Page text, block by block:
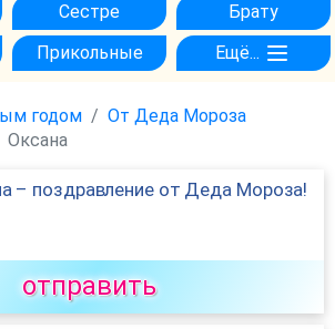
Сестре
Брату
Прикольные Ещё...
годом
От Деда Мороза
Оксана
– поздравление от Деда Мороза!
отправить